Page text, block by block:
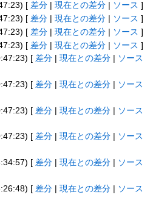
[ 差分 |現在との差分 ソース ]
[ 差分 |現在との差分 ソース ]
[ 差分 |現在との差分 ソース ]
[ 差分 |現在との差分 | ソース ]
[ 差分 |現在との差分
ソース
[ 差分 |現在との差分
ソース
[ 差分 |現在との差分 | ソース
[ 差分 |現在との差分
ソース
[ 差分 |現在との差分
ソース
[ 差分 |現在との差分 | ソース